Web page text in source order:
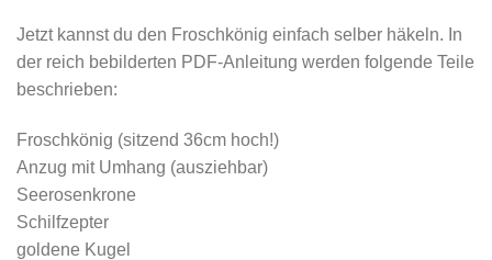
Jetzt kannst du den Froschkönig einfach selber häkeln. In
der reich bebilderten PDF-Anleitung werden folgende Teile
beschrieben:
Froschkönig (sitzend 36cm hoch!)
Anzug mit Umhang (ausziehbar)
Seerosenkrone
Schilfzepter
goldene Kugel